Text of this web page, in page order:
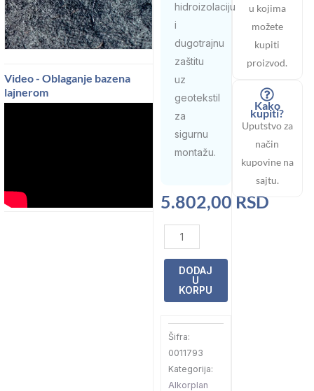
Video - Oblaganje bazena
lajnerom
hidroizolaciju
i
dugotrajnu
zaštitu
uz
geotekstil
za
sigurnu
montažu.
5.802,00 RSD
Touch
Elegance
Alkorplan
3000
21x1,65
količina
DODAJ
U
KORPU
Šifra:
0011793
Kategorija:
Alkorplan
u kojima
možete
kupiti
proizvod.
Kako
kupiti?
Uputstvo za
način
kupovine na
sajtu.